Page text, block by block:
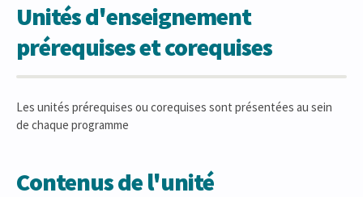
Unités d'enseignement
prérequises et corequises
Les unités prérequises ou corequises sont présentées au sein
de chaque programme
Contenus de l'unité